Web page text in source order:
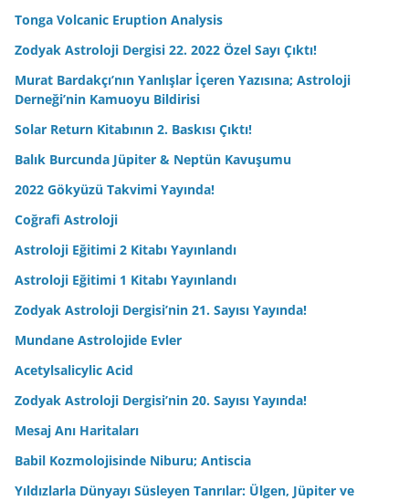
Mundane Astrolojide Evler
Acetylsalicylic Acid
Zodyak Astroloji Dergisi’nin 20. Sayısı Yayında!
Mesaj Anı Haritaları
Babil Kozmolojisinde Niburu; Antiscia
Yıldızlarla Dünyayı Süsleyen Tanrılar: Ülgen, Jüpiter ve
Marduk
The Signs of Star & Moles
Harmonik Haritalar
Genel Transit Mantığına Giriş
Johannes Kepler & AstroDatabank
LEONARDO DA VINCI – Delineations of Historical Geniuses
The Man Who Defies Death: Frane Selak
JRR Tolkien ve Kitapları üzerine
Zodyak Astroloji Dergisi’nin 18. 2021 Özel Sayısı Satışta!
Astroloji Akademisi İnciraltı’nda Yeni Yerinde!
Astroloji ve Askerlik